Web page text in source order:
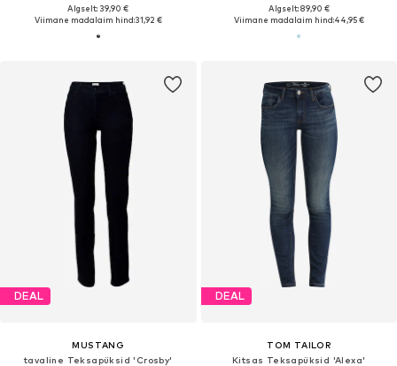
Algselt: 39,90 €
Viimane madalaim hind:31,92 €
Algselt: 89,90 €
Viimane madalaim hind:44,95 €
DEAL
MUSTANG
tavaline Teksapüksid 'Crosby'
DEAL
TOM TAILOR
Kitsas Teksapüksid 'Alexa'